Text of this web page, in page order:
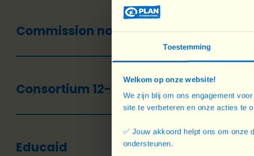
Toestemming
Welkom op onze website!
We zijn blij om ons engagement
site te verbeteren en onze acties te
✅ Jouw akkoord helpt ons om onze
ondersteunen.
Commission nationale pour les droits
Consortium 12-12
Educaid